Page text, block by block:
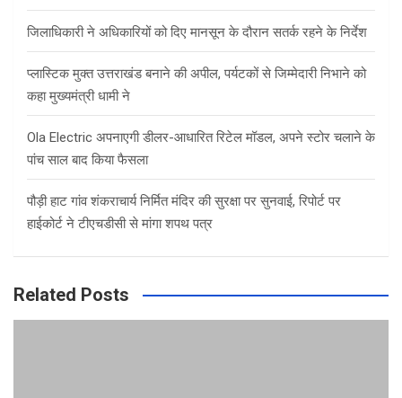
जिलाधिकारी ने अधिकारियों को दिए मानसून के दौरान सतर्क रहने के निर्देश
प्लास्टिक मुक्त उत्तराखंड बनाने की अपील, पर्यटकों से जिम्मेदारी निभाने को
कहा मुख्यमंत्री धामी ने
Ola Electric अपनाएगी डीलर-आधारित रिटेल मॉडल, अपने स्टोर चलाने के
पांच साल बाद किया फैसला
पौड़ी हाट गांव शंकराचार्य निर्मित मंदिर की सुरक्षा पर सुनवाई, रिपोर्ट पर
हाईकोर्ट ने टीएचडीसी से मांगा शपथ पत्र
Related Posts